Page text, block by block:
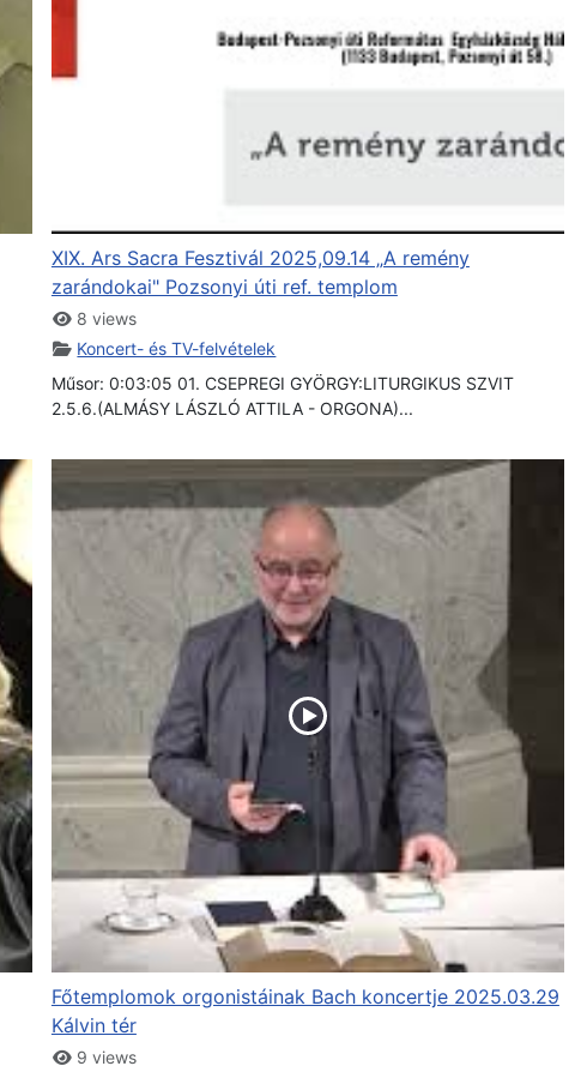
XIX. Ars Sacra Fesztivál 2025,09.14 „A remény
zarándokai" Pozsonyi úti ref. templom
8 views
Koncert- és TV-felvételek
Műsor: 0:03:05 01. CSEPREGI GYÖRGY:LITURGIKUS SZVIT
2.5.6.(ALMÁSY LÁSZLÓ ATTILA - ORGONA)...
Főtemplomok orgonistáinak Bach koncertje 2025.03.29
Kálvin tér
9 views